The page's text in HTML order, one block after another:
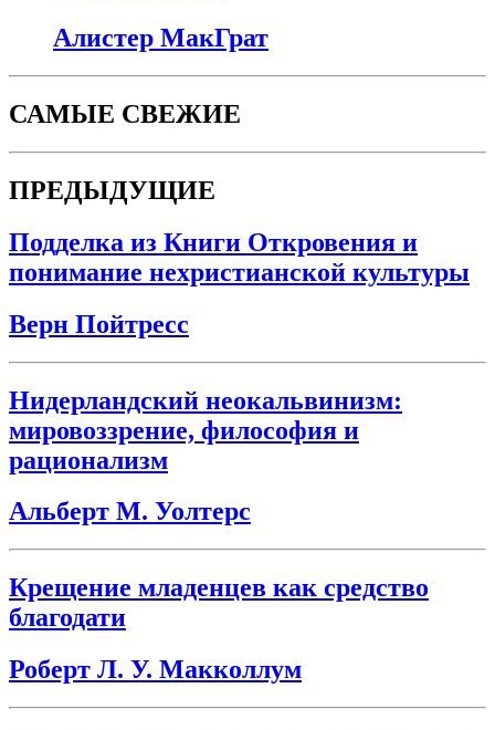
Алистер МакГрат
САМЫЕ СВЕЖИЕ
ПРЕДЫДУЩИЕ
Подделка из Книги Откровения и
понимание нехристианской культуры
Верн Пойтресс
Нидерландский неокальвинизм:
мировоззрение, философия и
рационализм
Альберт М. Уолтерс
Крещение младенцев как средство
благодати
Роберт Л. У. Макколлум